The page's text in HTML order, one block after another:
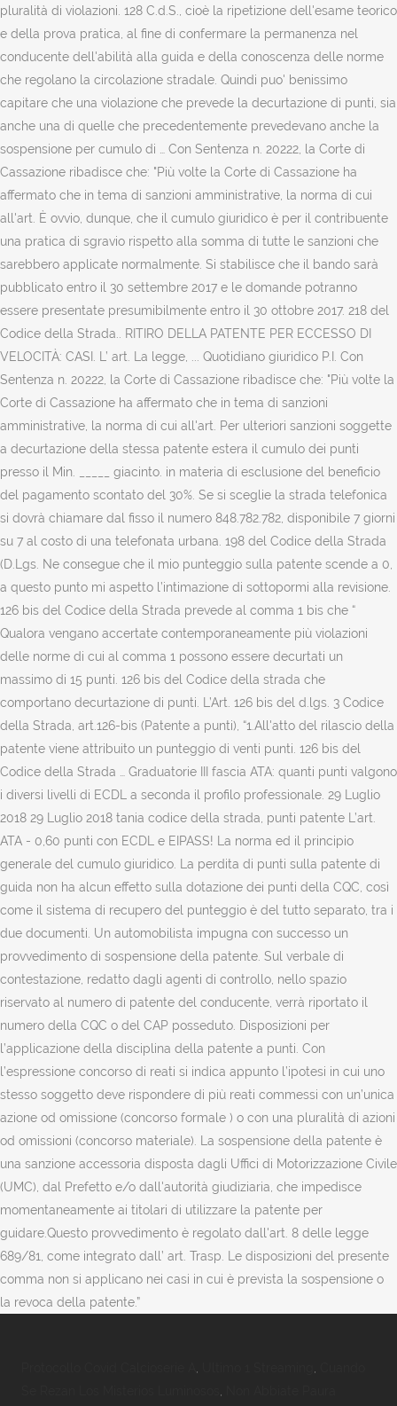
pluralità di violazioni. 128 C.d.S., cioè la ripetizione dell'esame teorico
e della prova pratica, al fine di confermare la permanenza nel
conducente dell'abilità alla guida e della conoscenza delle norme
che regolano la circolazione stradale. Quindi puo' benissimo
capitare che una violazione che prevede la decurtazione di punti, sia
anche una di quelle che precedentemente prevedevano anche la
sospensione per cumulo di … Con Sentenza n. 20222, la Corte di
Cassazione ribadisce che: "Più volte la Corte di Cassazione ha
affermato che in tema di sanzioni amministrative, la norma di cui
all'art. È ovvio, dunque, che il cumulo giuridico è per il contribuente
una pratica di sgravio rispetto alla somma di tutte le sanzioni che
sarebbero applicate normalmente. Si stabilisce che il bando sarà
pubblicato entro il 30 settembre 2017 e le domande potranno
essere presentate presumibilmente entro il 30 ottobre 2017. 218 del
Codice della Strada.. RITIRO DELLA PATENTE PER ECCESSO DI
VELOCITÀ: CASI. L’ art. La legge, ... Quotidiano giuridico P.I. Con
Sentenza n. 20222, la Corte di Cassazione ribadisce che: "Più volte la
Corte di Cassazione ha affermato che in tema di sanzioni
amministrative, la norma di cui all'art. Per ulteriori sanzioni soggette
a decurtazione della stessa patente estera il cumulo dei punti
presso il Min. _____ giacinto. in materia di esclusione del beneficio
del pagamento scontato del 30%. Se si sceglie la strada telefonica
si dovrà chiamare dal fisso il numero 848.782.782, disponibile 7 giorni
su 7 al costo di una telefonata urbana. 198 del Codice della Strada
(D.Lgs. Ne consegue che il mio punteggio sulla patente scende a 0,
a questo punto mi aspetto l’intimazione di sottopormi alla revisione.
126 bis del Codice della Strada prevede al comma 1 bis che “
Qualora vengano accertate contemporaneamente più violazioni
delle norme di cui al comma 1 possono essere decurtati un
massimo di 15 punti. 126 bis del Codice della strada che
comportano decurtazione di punti. L’Art. 126 bis del d.lgs. 3 Codice
della Strada, art.126-bis (Patente a punti), “1.All'atto del rilascio della
patente viene attribuito un punteggio di venti punti. 126 bis del
Codice della Strada … Graduatorie III fascia ATA: quanti punti valgono
i diversi livelli di ECDL a seconda il profilo professionale. 29 Luglio
2018 29 Luglio 2018 tania codice della strada, punti patente L’art.
ATA - 0,60 punti con ECDL e EIPASS! La norma ed il principio
generale del cumulo giuridico. La perdita di punti sulla patente di
guida non ha alcun effetto sulla dotazione dei punti della CQC, così
come il sistema di recupero del punteggio è del tutto separato, tra i
due documenti. Un automobilista impugna con successo un
provvedimento di sospensione della patente. Sul verbale di
contestazione, redatto dagli agenti di controllo, nello spazio
riservato al numero di patente del conducente, verrà riportato il
numero della CQC o del CAP posseduto. Disposizioni per
l’applicazione della disciplina della patente a punti. Con
l’espressione concorso di reati si indica appunto l’ipotesi in cui uno
stesso soggetto deve rispondere di più reati commessi con un’unica
azione od omissione (concorso formale ) o con una pluralità di azioni
od omissioni (concorso materiale). La sospensione della patente è
una sanzione accessoria disposta dagli Uffici di Motorizzazione Civile
(UMC), dal Prefetto e/o dall'autorità giudiziaria, che impedisce
momentaneamente ai titolari di utilizzare la patente per
guidare.Questo provvedimento è regolato dall'art. 8 delle legge
689/81, come integrato dall’ art. Trasp. Le disposizioni del presente
comma non si applicano nei casi in cui è prevista la sospensione o
la revoca della patente.”